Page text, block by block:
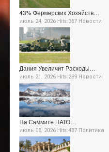
43% Фермерских Хозяйств…
июль 24, 2026 Hits:367 Новости
Дания Увеличит Расходы…
июль 21, 2026 Hits:289 Новости
На Саммите НАТО…
июль 08, 2026 Hits:487 Политика